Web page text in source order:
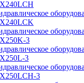
3
3
3